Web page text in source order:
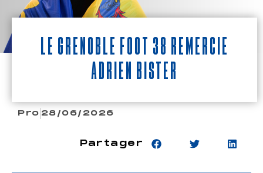
Le Grenoble Foot 38 remercie
Adrien Bister
Pro 28/06/2026
Partager